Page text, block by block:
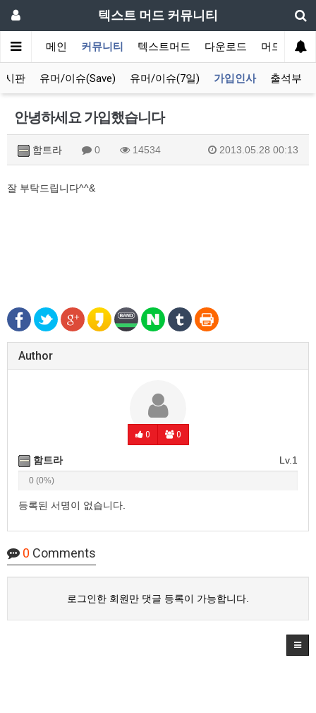
텍스트 머드 커뮤니티
메인 커뮤니티 텍스트머드 다운로드 머드 잡담
시판 유머/이슈(Save) 유머/이슈(7일) 가입인사 출석부
안녕하세요 가입했습니다
함트라 0 14534 2013.05.28 00:13
잘 부탁드립니다^^&
Author
0 0
Lv.1
함트라
0 (0%)
등록된 서명이 없습니다.
0 Comments
로그인한 회원만 댓글 등록이 가능합니다.